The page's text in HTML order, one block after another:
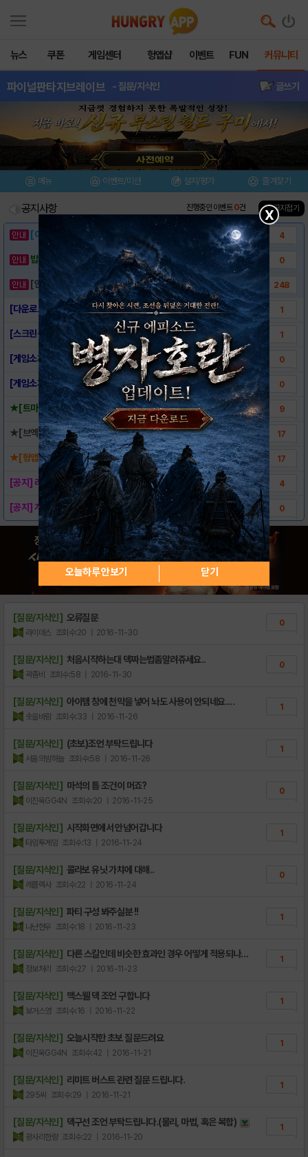
뉴스 쿠폰 게임센터 헝앱샵 이벤트 FUN 커뮤니티
파이널판타지브레이브 - 질문/지식인 글쓰기
메뉴 이벤트/미션 설치/평가 즐겨찾기
공지사항 진행중인 이벤트0건 ▲ 공지접기
[이벤트] 웃음으로 매일매일 해피! 유머 게시.. 4
밥알이의 헝앱통신 ⑲ “밥알이, 드디어 멀티를.. 0
[안내] 헝그리앱 필수 상식! 밥알 획득 안내.. 248
[다운로드링크] - 파이널판타지 브레이브 엑스.. 1
[스크린샷] - 파이널판타지 브레이브 엑스비어.. 1
[게임소개] - 파이널판타지 브레이브 엑스비어.. 0
[게임소개] - FINAL FANTASY BR.. 0
★[트마관련 핵심정보] 여기 다 있음★ 9
★[브엑관련 각종정보] 완전 총 집합★ 17
★[헝앱최초 초월반지] 제작 및 후기★ 17
[공지] 리세마라 상담 관련 4
[공지] 계정거래 관련 공지사항 0
[질문/지식인] 오류질문
라이데스 조회수:20 | 2016-11-30
0
[질문/지식인] 처음시작하는대 덱짜는법좀알려쥬세요..
곽좀비 조회수:58 | 2016-11-30
0
[질문/지식인] 아이템 창에 천막을 넣어 놔도 사용이 안되네요....
솟을바람 조회수:33 | 2016-11-26
1
[질문/지식인] (초보)조언 부탁드립니다
서울의밤하늘 조회수:58 | 2016-11-26
1
[질문/지식인] 마석의 틈 조건이 머죠?
이진욱GG4N 조회수:20 | 2016-11-25
0
[질문/지식인] 시작화면에서 안넘어갑니다
타임투게임 조회수:13 | 2016-11-24
1
[질문/지식인] 콜라보 유닛 가챠에 대해..
레플렉사 조회수:22 | 2016-11-24
0
[질문/지식인] 파티 구성 봐주실분 !!
나난현우 조회수:18 | 2016-11-23
1
[질문/지식인] 다른 스킬인데 비슷한 효과인 경우 어떻게 적용되나
요? 정보처리 조회수:27 | 2016-11-23
1
[질문/지식인] 맥스웰 덱 조언 구합니다
보거스영 조회수:16 | 2016-11-22
1
[질문/지식인] 오늘시작한 초보 질문드려요
이진욱GG4N 조회수:42 | 2016-11-21
1
[질문/지식인] 리미트 버스트 관련 질문 드립니다.
295씨 조회수:29 | 2016-11-21
1
[질문/지식인] 덱구선 조언 부탁드립니다.(물리, 마법, 혹은 복합)
광사리한량 조회수:22 | 2016-11-20
1
X
오늘하루 안보기 닫기